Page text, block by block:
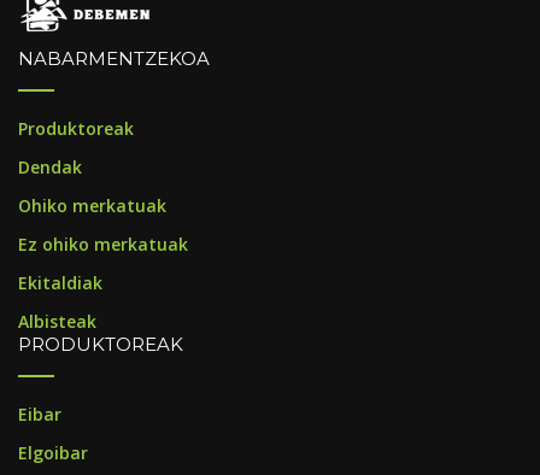
NABARMENTZEKOA
Produktoreak
Dendak
Ohiko merkatuak
Ez ohiko merkatuak
Ekitaldiak
Albisteak
PRODUKTOREAK
Eibar
Elgoibar